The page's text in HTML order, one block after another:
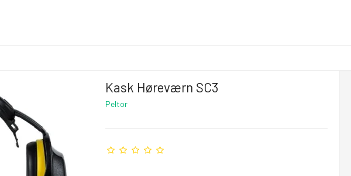
Kask Høreværn SC3
Peltor